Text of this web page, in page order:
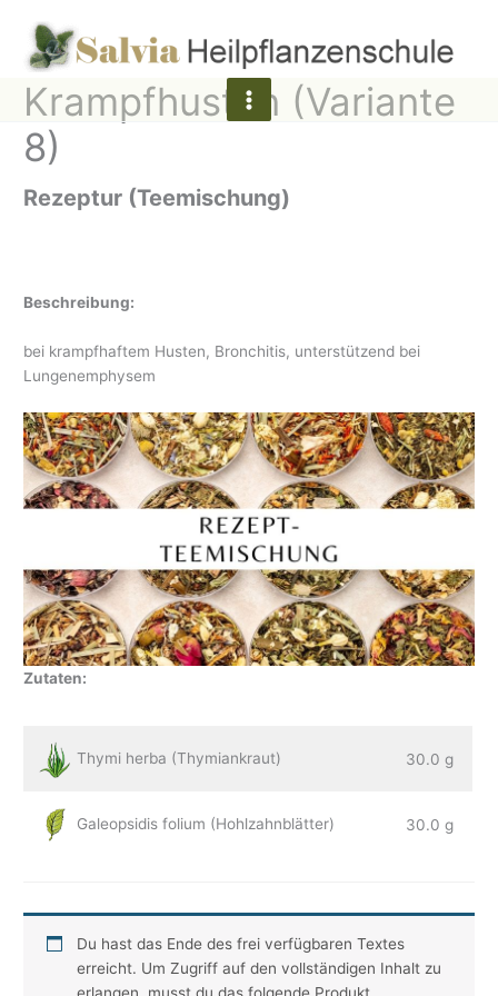
Inhalt
springen
Krampfhusten (Variante
8)
Rezeptur (Teemischung)
Beschreibung:
bei krampfhaftem Husten, Bronchitis, unterstützend bei
Lungenemphysem
Zutaten:
Thymi herba (Thymiankraut) 30.0 g
Galeopsidis folium (Hohlzahnblätter) 30.0 g
Du hast das Ende des frei verfügbaren Textes
erreicht. Um Zugriff auf den vollständigen Inhalt zu
erlangen, musst du das folgende Produkt